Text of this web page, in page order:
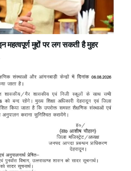
मुद्दों पर लग सकती है मुहर